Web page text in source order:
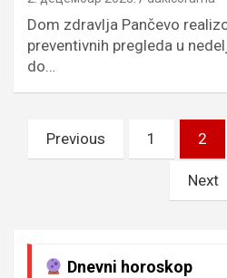
Dom zdravlja Pančevo
preventivnih pregleda u
do…
Пагинација
чланака
Previous 1 2
Next
Dnevni horoskop